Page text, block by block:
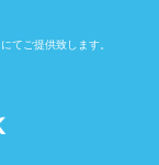
てご提供致します。